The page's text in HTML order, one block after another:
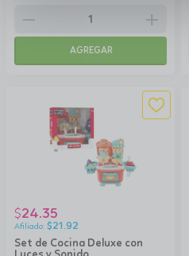
remove add
AGREGAR
Set de Cocina Deluxe con
$24.35
$21.92